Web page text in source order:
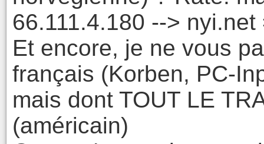
66.111.4.180 -->
Et encore, je ne vous
français (Korben, PC-
mais dont TOUT LE
(américain)